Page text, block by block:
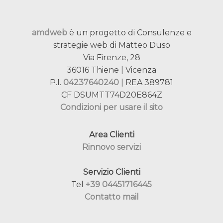
amdwebè un progetto di Consulenze e
strategie web di Matteo Duso
Via Firenze, 28
36016 Thiene | Vicenza
P.I. 04237640240 | REA 389781
CF DSUMTT74D20E864Z
Condizioni per usare il sito
Area Clienti
Rinnovo servizi
Servizio Clienti
Tel +39 04451716445
Contatto mail